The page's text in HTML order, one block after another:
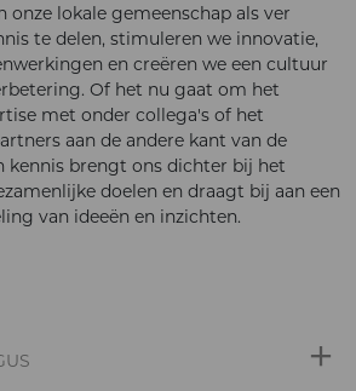
onze lokale gemeenschap als ver
te delen, stimuleren we innovatie,
en creëren we een cultuur
Of het nu gaat om het
met onder collega's of het
aan de andere kant van de
kennis brengt ons dichter bij het
doelen en draagt bij aan een
van ideeën en inzichten.